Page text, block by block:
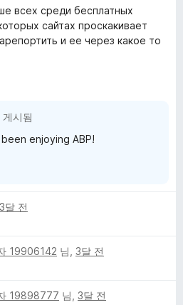
всех среди бесплатных
сайтах проскакивает
и ее через какое то
게시됨
enjoying ABP!
3달 전
19906142 님, 3달 전
19898777 님, 3달 전